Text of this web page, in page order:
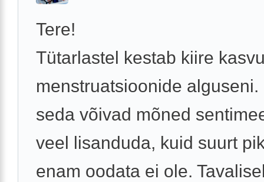
Tere!
Tütarlastel kestab kiire
menstruatsioonide alguseni.
seda võivad mõned
veel lisanduda, kuid suurt
enam oodata ei ole.